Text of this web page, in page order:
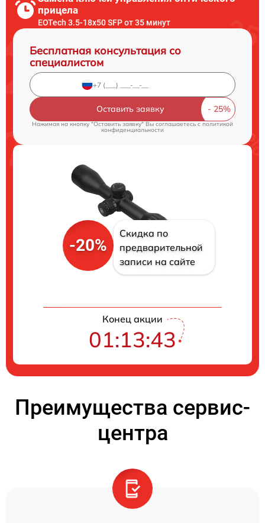
прицела
EOTech 3.5-18x50 SFP от 35 минут
Бесплатная консультация со
специалистом
Оставить заявку
Нажимая на кнопку "Оставить заявку" Вы соглашаетесь cполитикой
конфиденциальности
-20%
Скидка по
предварительной
записи на сайте
Конец акции
01:13:42
Преимущества сервис-
центра